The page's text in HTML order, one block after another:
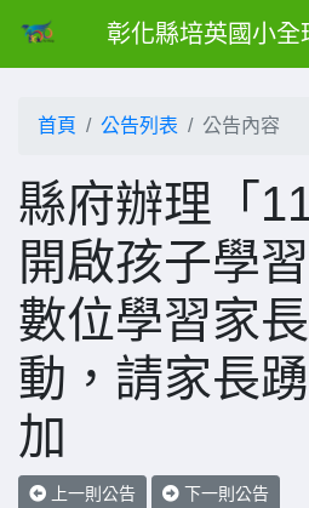
彰化縣培英國小全
首頁 公告列表 公告內容
縣府辦理「
開啟孩子學
數位學習家
動，請家長
加
上一則公告 下一則公告